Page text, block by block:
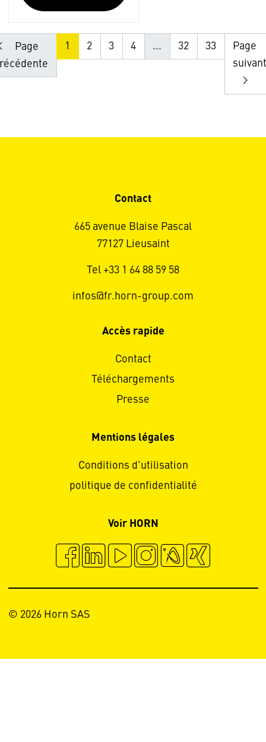
Page
1 2 3 4 ... 32 33
Page
Contact
665 avenue Blaise Pascal
77127 Lieusaint
Tel +33 1 64 88 59 58
infos@fr.horn-group.com
Accès rapide
Contact
Téléchargements
Presse
Mentions légales
Conditions d'utilisation
politique de confidentialité
Voir HORN
© 2026 Horn SAS